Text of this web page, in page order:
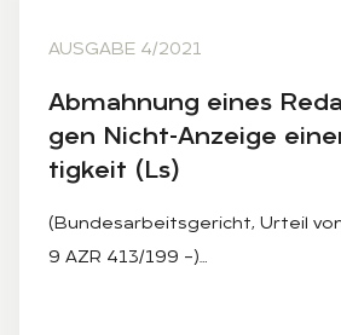
AUSGABE 4/2021
Ab­mah­nung ei­nes
gen Nicht-An­zei­ge
tig­keit (Ls)
(Bundesarbeitsgericht, Urteil
9 AZR 413/199 –)…